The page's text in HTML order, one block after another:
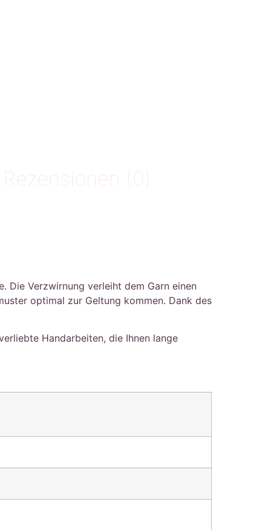
Rezensionen (0)
Die Verzwirnung verleiht dem Garn einen
optimal zur Geltung kommen. Dank des
Handarbeiten, die Ihnen lange